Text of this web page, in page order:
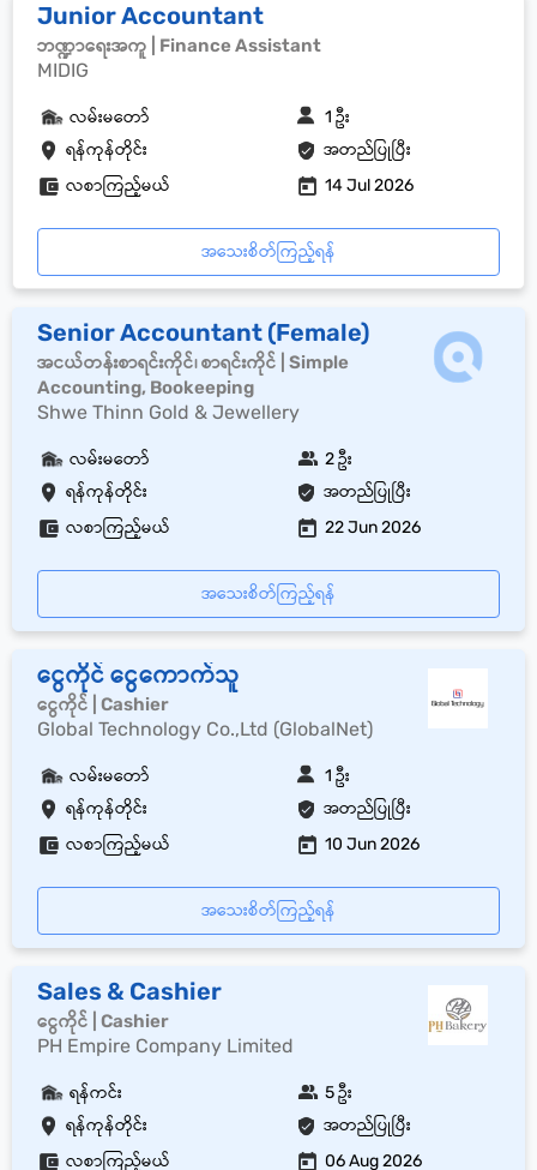
Junior Accountant
ဘဏ္ဍာရေးအကူ | Finance Assistant
MIDIG
ရန်ကုန်တိုင်း အတည်ပြုပြီး
လမ်းမတော် 1 ဦး
လစာကြည့်မယ် 14 Jul 2026
အသေးစိတ်ကြည့်ရန်
Senior Accountant (Female)
အငယ်တန်းစာရင်းကိုင်၊ စာရင်းကိုင် | Simple
Accounting, Bookeeping
Shwe Thinn Gold & Jewellery
ရန်ကုန်တိုင်း အတည်ပြုပြီး
လမ်းမတော် 2 ဦး
လစာကြည့်မယ် 22 Jun 2026
အသေးစိတ်ကြည့်ရန်
ငွေကိုင် ငွေကောက်သူ
ငွေကိုင် | Cashier
Global Technology Co.,Ltd (GlobalNet)
ရန်ကုန်တိုင်း အတည်ပြုပြီး
လမ်းမတော် 1 ဦး
လစာကြည့်မယ် 10 Jun 2026
အသေးစိတ်ကြည့်ရန်
Sales & Cashier
ငွေကိုင် | Cashier
PH Empire Company Limited
ရန်ကုန်တိုင်း အတည်ပြုပြီး
ရန်ကင်း 5 ဦး
လစာကြည့်မယ် 06 Aug 2026